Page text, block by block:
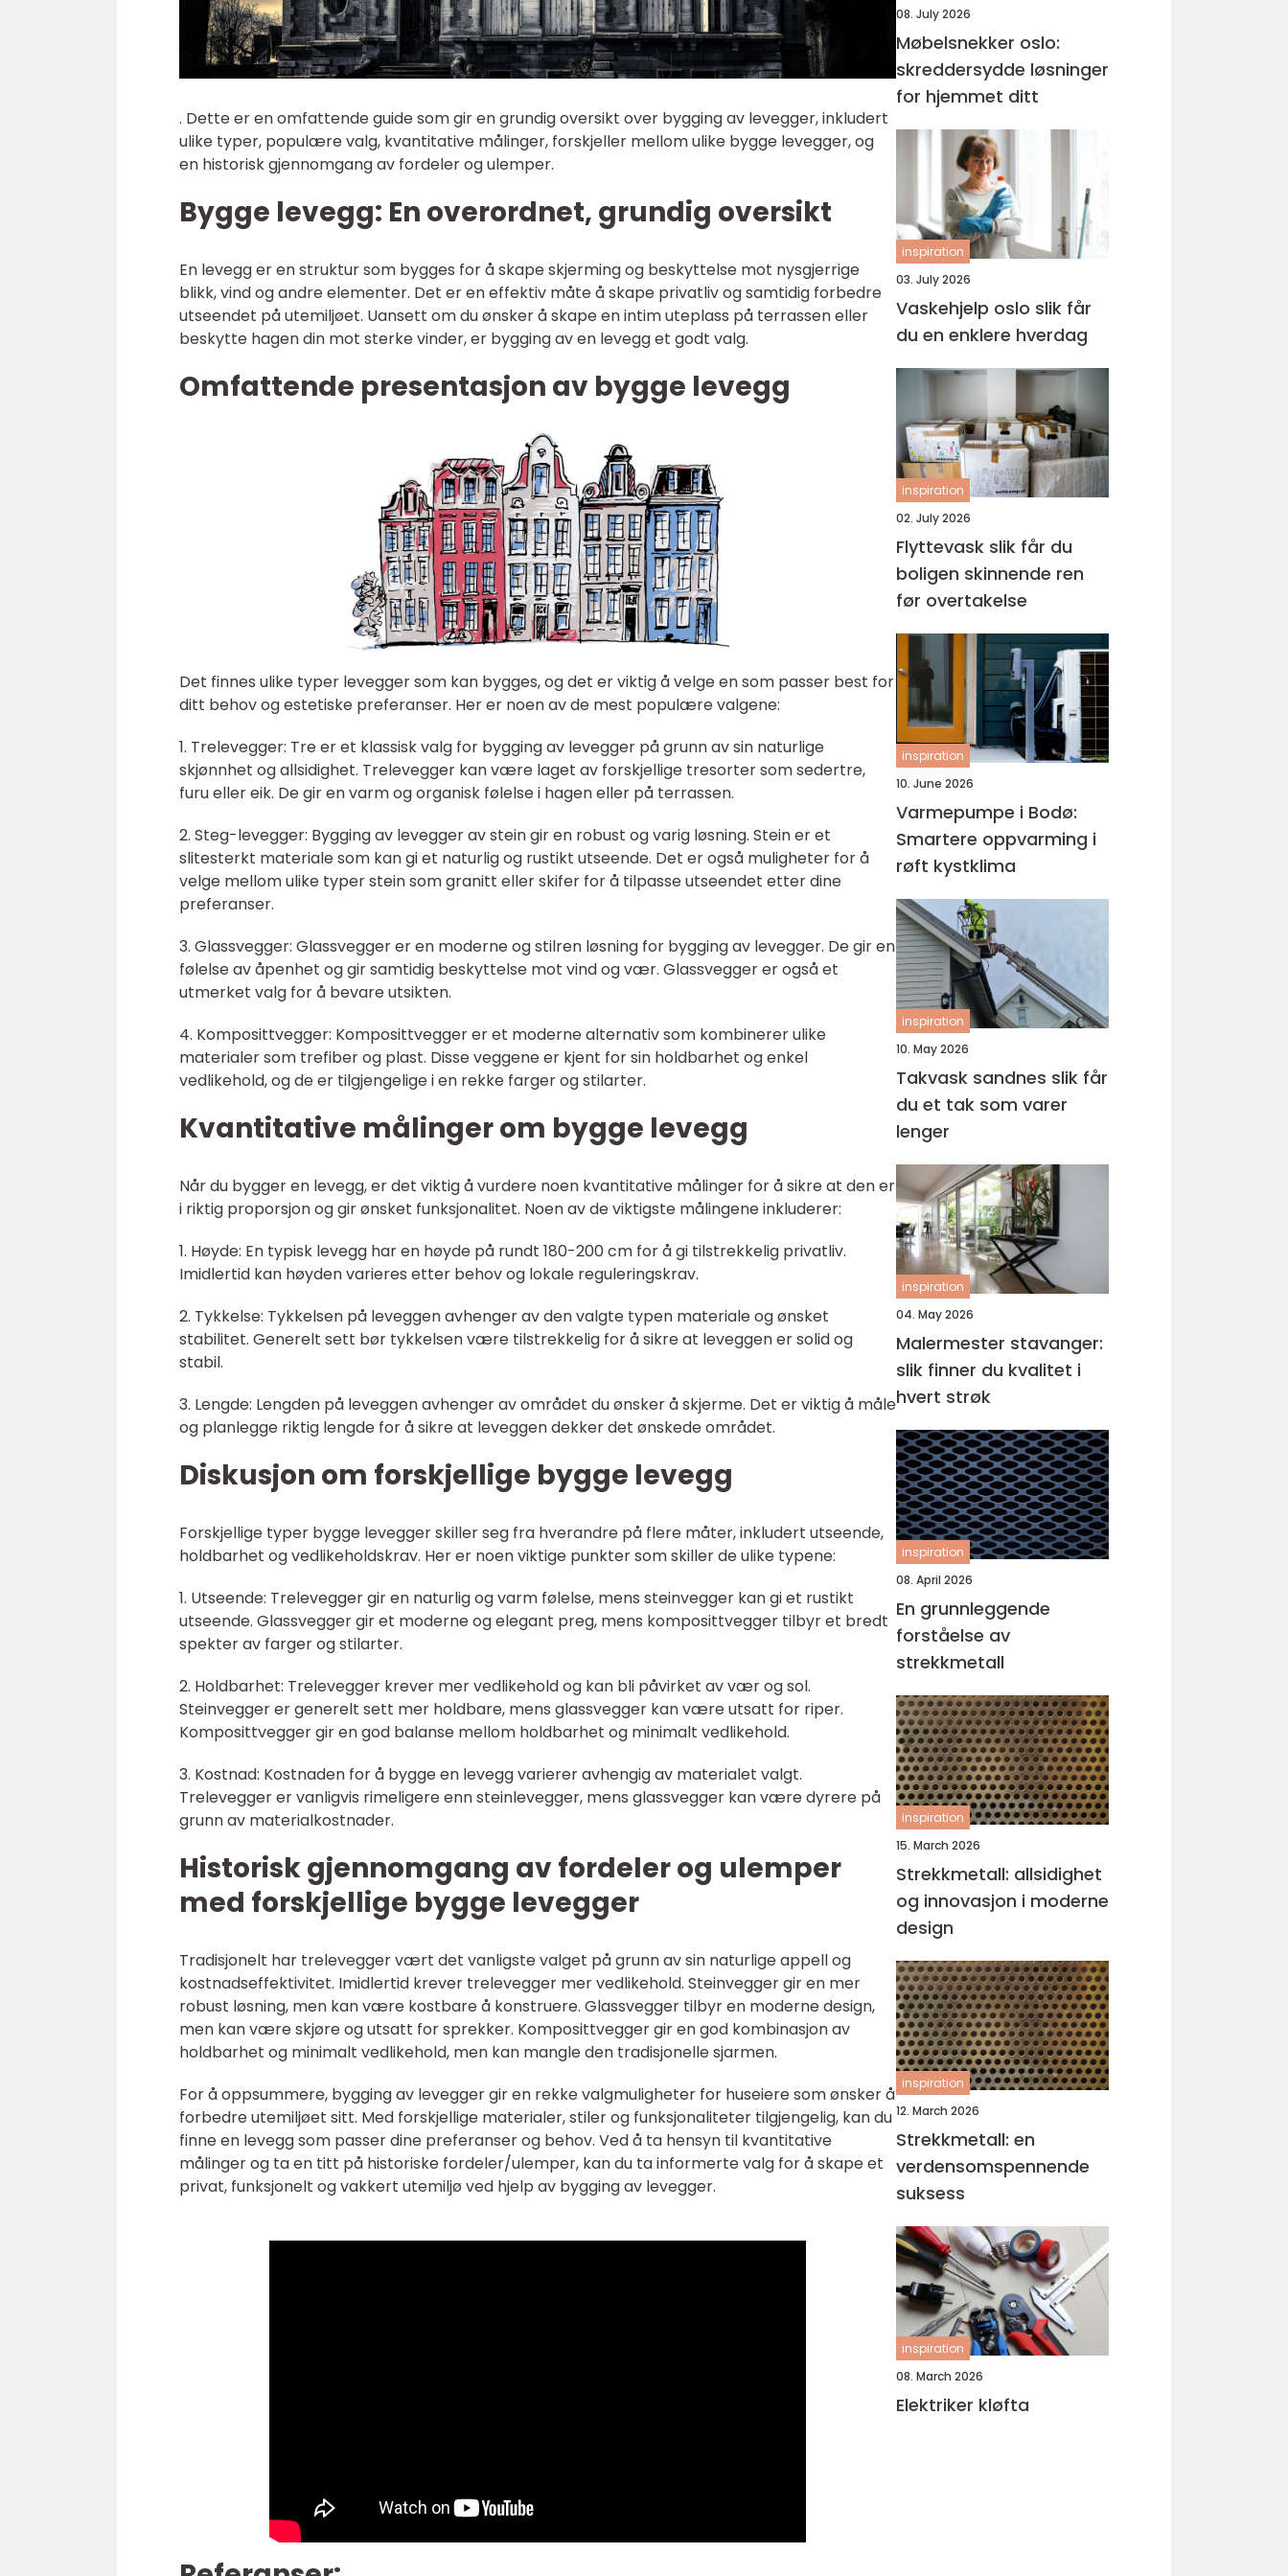
. Dette er en omfattende guide som gir en grundig oversikt over bygging av levegger, inkludert
ulike typer, populære valg, kvantitative målinger, forskjeller mellom ulike bygge levegger, og
en historisk gjennomgang av fordeler og ulemper.
Bygge levegg: En overordnet, grundig oversikt
En levegg er en struktur som bygges for å skape skjerming og beskyttelse mot nysgjerrige
blikk, vind og andre elementer. Det er en effektiv måte å skape privatliv og samtidig forbedre
utseendet på utemiljøet. Uansett om du ønsker å skape en intim uteplass på terrassen eller
beskytte hagen din mot sterke vinder, er bygging av en levegg et godt valg.
Omfattende presentasjon av bygge levegg
Det finnes ulike typer levegger som kan bygges, og det er viktig å velge en som passer best for
ditt behov og estetiske preferanser. Her er noen av de mest populære valgene:
1. Trelevegger: Tre er et klassisk valg for bygging av levegger på grunn av sin naturlige
skjønnhet og allsidighet. Trelevegger kan være laget av forskjellige tresorter som sedertre,
furu eller eik. De gir en varm og organisk følelse i hagen eller på terrassen.
2. Steg-levegger: Bygging av levegger av stein gir en robust og varig løsning. Stein er et
slitesterkt materiale som kan gi et naturlig og rustikt utseende. Det er også muligheter for å
velge mellom ulike typer stein som granitt eller skifer for å tilpasse utseendet etter dine
preferanser.
3. Glassvegger: Glassvegger er en moderne og stilren løsning for bygging av levegger. De gir en
følelse av åpenhet og gir samtidig beskyttelse mot vind og vær. Glassvegger er også et
utmerket valg for å bevare utsikten.
4. Komposittvegger: Komposittvegger er et moderne alternativ som kombinerer ulike
materialer som trefiber og plast. Disse veggene er kjent for sin holdbarhet og enkel
vedlikehold, og de er tilgjengelige i en rekke farger og stilarter.
Kvantitative målinger om bygge levegg
Når du bygger en levegg, er det viktig å vurdere noen kvantitative målinger for å sikre at den er
i riktig proporsjon og gir ønsket funksjonalitet. Noen av de viktigste målingene inkluderer:
1. Høyde: En typisk levegg har en høyde på rundt 180-200 cm for å gi tilstrekkelig privatliv.
Imidlertid kan høyden varieres etter behov og lokale reguleringskrav.
2. Tykkelse: Tykkelsen på leveggen avhenger av den valgte typen materiale og ønsket
stabilitet. Generelt sett bør tykkelsen være tilstrekkelig for å sikre at leveggen er solid og
stabil.
3. Lengde: Lengden på leveggen avhenger av området du ønsker å skjerme. Det er viktig å måle
og planlegge riktig lengde for å sikre at leveggen dekker det ønskede området.
Diskusjon om forskjellige bygge levegg
Forskjellige typer bygge levegger skiller seg fra hverandre på flere måter, inkludert utseende,
holdbarhet og vedlikeholdskrav. Her er noen viktige punkter som skiller de ulike typene:
1. Utseende: Trelevegger gir en naturlig og varm følelse, mens steinvegger kan gi et rustikt
utseende. Glassvegger gir et moderne og elegant preg, mens komposittvegger tilbyr et bredt
spekter av farger og stilarter.
2. Holdbarhet: Trelevegger krever mer vedlikehold og kan bli påvirket av vær og sol.
Steinvegger er generelt sett mer holdbare, mens glassvegger kan være utsatt for riper.
Komposittvegger gir en god balanse mellom holdbarhet og minimalt vedlikehold.
3. Kostnad: Kostnaden for å bygge en levegg varierer avhengig av materialet valgt.
Trelevegger er vanligvis rimeligere enn steinlevegger, mens glassvegger kan være dyrere på
grunn av materialkostnader.
Historisk gjennomgang av fordeler og ulemper
med forskjellige bygge levegger
Tradisjonelt har trelevegger vært det vanligste valget på grunn av sin naturlige appell og
kostnadseffektivitet. Imidlertid krever trelevegger mer vedlikehold. Steinvegger gir en mer
robust løsning, men kan være kostbare å konstruere. Glassvegger tilbyr en moderne design,
men kan være skjøre og utsatt for sprekker. Komposittvegger gir en god kombinasjon av
holdbarhet og minimalt vedlikehold, men kan mangle den tradisjonelle sjarmen.
For å oppsummere, bygging av levegger gir en rekke valgmuligheter for huseiere som ønsker å
forbedre utemiljøet sitt. Med forskjellige materialer, stiler og funksjonaliteter tilgjengelig, kan du
finne en levegg som passer dine preferanser og behov. Ved å ta hensyn til kvantitative
målinger og ta en titt på historiske fordeler/ulemper, kan du ta informerte valg for å skape et
privat, funksjonelt og vakkert utemiljø ved hjelp av bygging av levegger.
08. July 2026
Møbelsnekker oslo:
skreddersydde løsninger
for hjemmet ditt
inspiration
03. July 2026
Vaskehjelp oslo slik får
du en enklere hverdag
inspiration
02. July 2026
Flyttevask slik får du
boligen skinnende ren
før overtakelse
inspiration
10. June 2026
Varmepumpe i Bodø:
Smartere oppvarming i
røft kystklima
inspiration
10. May 2026
Takvask sandnes slik får
du et tak som varer
lenger
inspiration
04. May 2026
Malermester stavanger:
slik finner du kvalitet i
hvert strøk
inspiration
08. April 2026
En grunnleggende
forståelse av
strekkmetall
inspiration
15. March 2026
Strekkmetall: allsidighet
og innovasjon i moderne
design
inspiration
12. March 2026
Strekkmetall: en
verdensomspennende
suksess
inspiration
08. March 2026
Elektriker kløfta